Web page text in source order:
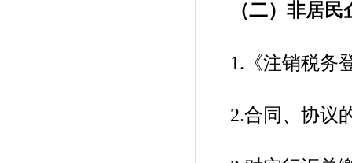
（二）非居民
1.《注销税务
2.合同、协议